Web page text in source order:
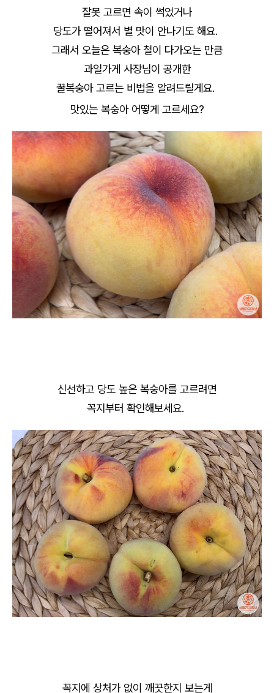
잘못 고르면 속이 썩었거나
당도가 떨어져서 별 맛이 안나기도 해요.
그래서 오늘은 복숭아 철이 다가오는 만큼
과일가게 사장님이 공개한
꿀복숭아 고르는 비법을 알려드릴게요.
맛있는 복숭아 어떻게 고르세요?
신선하고 당도 높은 복숭아를 고르려면
꼭지부터 확인해보세요.
꼭지에 상처가 없이 깨끗한지 보는게